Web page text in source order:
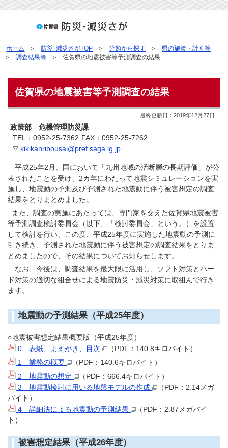
ホーム 防災･減災さがTOP 分類から探す
県の施策・計画等
調査結果等
佐賀県の地震被害等予測調査の結果
佐賀県の地震被害等予測調査の結果
最終更新日：2019年12月27日
政策部 危機管理防災課
TEL：0952-25-7362 FAX：0952-25-7262
kikikanribousai@pref.saga.lg.jp
平成25年2月、国において「九州地域の活断層の長期評価」が公
表されたことを受け、2カ年にわたって地震シミュレーションを実
施し、地震動の予測及び予測された地震動に伴う被害想定の調査
結果をとりまとめました。
また、調査の実施にあたっては、専門家を交えた佐賀県地震被害
等予測調査検討委員会（以下、「検討委員会」という。）を設置
して検討を行い、この度、平成25年度に実施した地震動の予測に
引き続き、予測された地震動に伴う被害想定の調査結果をとりま
とめましたので、その結果についてお知らせします。
なお、今後は、調査結果を最大限に活用し、ソフト対策とハー
ド対策の適切な組合せによる地震防災・減災対策に取組んで行き
ます。
地震動の予測結果（平成25年度）
○地震被害想定結果概要版（平成25年度）
0 表紙、まえがき、目次
（PDF：140.8キロバイト）
1 業務の概要
（PDF：140.6キロバイト）
2 地震動の想定
（PDF：666.4キロバイト）
3 地震動検討に用いる地盤モデルの作成
（PDF：2.14メガ
バイト）
4 詳細法による地震動の予測結果
（PDF：2.87メガバイ
ト）
被害想定結果（平成26年度）